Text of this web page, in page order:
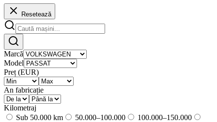
Resetează
Marcă
Model
Preț (EUR)
An fabricație
Kilometraj
Sub 50.000 km
50.000–100.000
100.000–150.000